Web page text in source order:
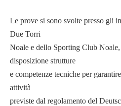
Le prove si sono svolte presso gli
Due Torri
Noale e dello Sporting Club Noale,
disposizione strutture
e competenze tecniche per
attività
previste dal regolamento del